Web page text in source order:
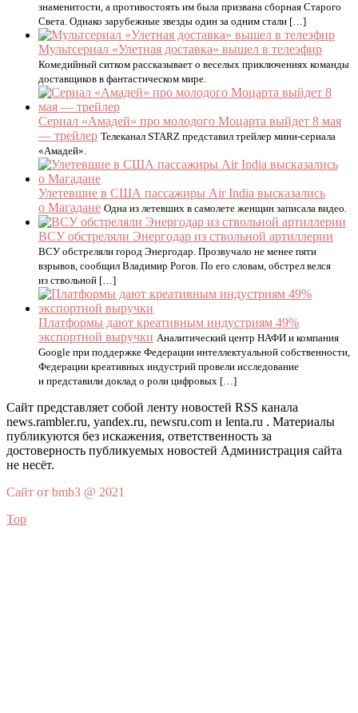
знаменитости, а противостоять им была призвана сборная Старого
Света. Однако зарубежные звезды один за одним стали […]
Мультсериал «Улетная доставка» вышел в телеэфир
Комедийный ситком рассказывает о веселых приключениях команды
доставщиков в фантастическом мире.
Сериал «Амадей» про молодого Моцарта выйдет 8 мая
— трейлер Телеканал STARZ представил трейлер мини-сериала
«Амадей».
Улетевшие в США пассажиры Air India высказались
о Магадане Одна из летевших в самолете женщин записала видео.
ВСУ обстреляли Энергодар из ствольной артиллерии
ВСУ обстреляли город Энергодар. Прозвучало не менее пяти
взрывов, сообщил Владимир Рогов. По его словам, обстрел велся
из ствольной […]
Платформы дают креативным индустриям 49%
экспортной выручки Аналитический центр НАФИ и компания
Google при поддержке Федерации интеллектуальной собственности,
Федерации креативных индустрий провели исследование
и представили доклад о роли цифровых […]
Сайт представляет собой ленту новостей RSS канала
news.rambler.ru, yandex.ru, newsru.com и lenta.ru . Материалы
публикуются без искажения, ответственность за
достоверность публикуемых новостей Администрация сайта
не несёт.
Сайт от bmb3 @ 2021
Top